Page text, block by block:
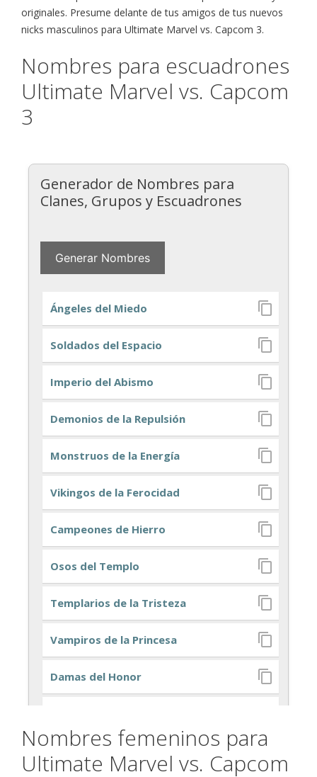
originales. Presume delante de tus amigos de tus nuevos
nicks masculinos para Ultimate Marvel vs. Capcom 3.
Nombres para escuadrones
Ultimate Marvel vs. Capcom
3
Nombres femeninos para
Ultimate Marvel vs. Capcom